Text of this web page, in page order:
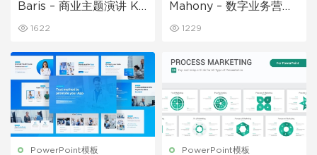
Baris – 商业主题演讲 Ke
1622
Mahony – 数字业务营销
1229
PowerPoint模板 PowerPoint模板